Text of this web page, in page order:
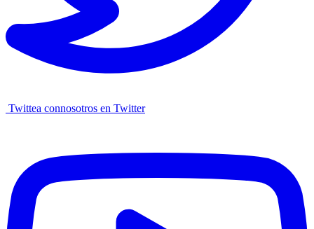
Twittea connosotros en Twitter